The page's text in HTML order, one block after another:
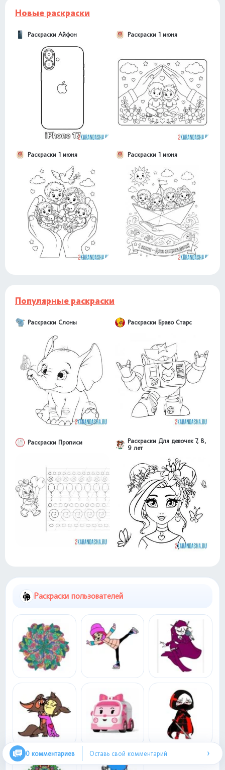
Новые раскраски
Раскраски Айфон Раскраски 1 июня
Раскраски 1 июня Раскраски 1 июня
Популярные раскраски
Раскраски Слоны Раскраски Браво Старс
Раскраски Прописи
Раскраски Для девочек 7, 8,
9 лет
Раскраски пользователей
0 комментариев Оставь свой комментарий ›